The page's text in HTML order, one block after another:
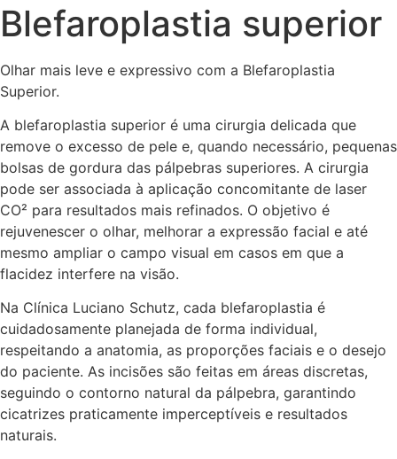
Blefaroplastia superior
Olhar mais leve e expressivo com a Blefaroplastia
Superior.
A blefaroplastia superior é uma cirurgia delicada que
remove o excesso de pele e, quando necessário, pequenas
bolsas de gordura das pálpebras superiores. A cirurgia
pode ser associada à aplicação concomitante de laser
CO² para resultados mais refinados. O objetivo é
rejuvenescer o olhar, melhorar a expressão facial e até
mesmo ampliar o campo visual em casos em que a
flacidez interfere na visão.
Na Clínica Luciano Schutz, cada blefaroplastia é
cuidadosamente planejada de forma individual,
respeitando a anatomia, as proporções faciais e o desejo
do paciente. As incisões são feitas em áreas discretas,
seguindo o contorno natural da pálpebra, garantindo
cicatrizes praticamente imperceptíveis e resultados
naturais.